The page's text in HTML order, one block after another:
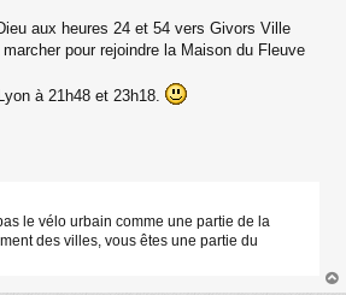
aux heures 24 et 54 vers Givors Ville
pour rejoindre la Maison du Fleuve
à 21h48 et 23h18.
le vélo urbain comme une partie de la
des villes, vous êtes une partie du